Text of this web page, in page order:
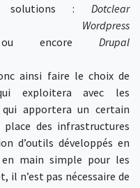
solutions : Dotclear
Wordpress
encore Drupal
ainsi faire le choix de
exploitera avec les
apportera un certain
place des infrastructures
d’outils développés en
main simple pour les
il n’est pas nécessaire de